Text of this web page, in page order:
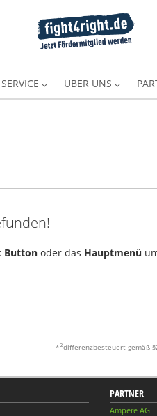
SERVICE ÜBER UNS
Button oder das Hauptmenü
*2differenzbesteuert gemäß
PARTNER
Ampere AG